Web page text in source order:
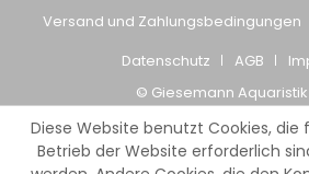
Versand und Zahlungsbedingungen
Datenschutz
AGB
© Giesemann
Diese Website benutzt Cookies,
Betrieb der Website erforderlich